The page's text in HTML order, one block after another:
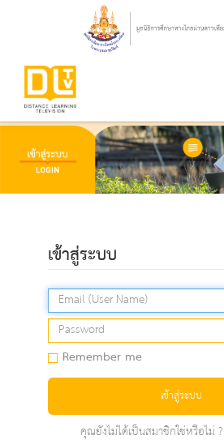
เข้าสู่ระบบ
Remember me
เข้าสู่ระบบ
คุณยังไม่ได้เป็นสมาชิกใช่หรือไม่ ?